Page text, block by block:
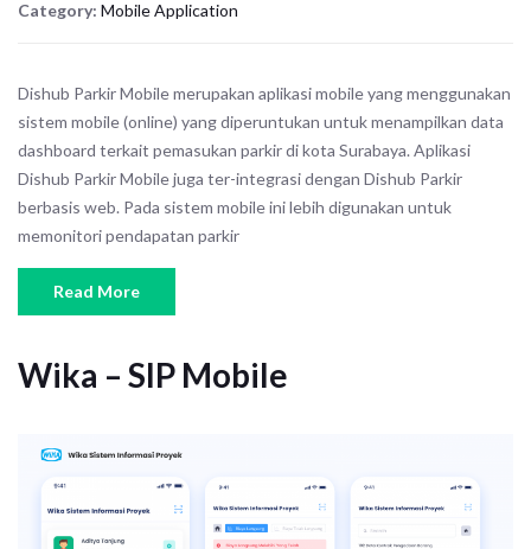
Category: Mobile Application
Dishub Parkir Mobile merupakan aplikasi mobile yang menggunakan
sistem mobile (online) yang diperuntukan untuk menampilkan data
dashboard terkait pemasukan parkir di kota Surabaya. Aplikasi
Dishub Parkir Mobile juga ter-integrasi dengan Dishub Parkir
berbasis web. Pada sistem mobile ini lebih digunakan untuk
memonitori pendapatan parkir
Read More
Wika – SIP Mobile